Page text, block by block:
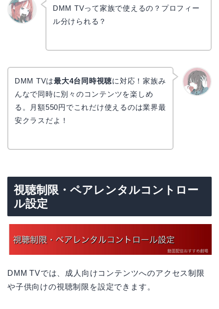
DMM TVって家族で使えるの？プロフィー
ル分けられる？
DMM TVは最大4台同時視聴に対応！家族み
んなで同時に別々のコンテンツを楽しめ
る。月額550円でこれだけ使えるのは業界最
安クラスだよ！
視聴制限・ペアレンタルコントロー
ル設定
DMM TVでは、成人向けコンテンツへのアクセス制限
や子供向けの視聴制限を設定できます。